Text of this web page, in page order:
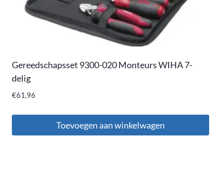
Gereedschapsset 9300-020 Monteurs WIHA 7-
delig
€61,96
Toevoegen aan winkelwagen